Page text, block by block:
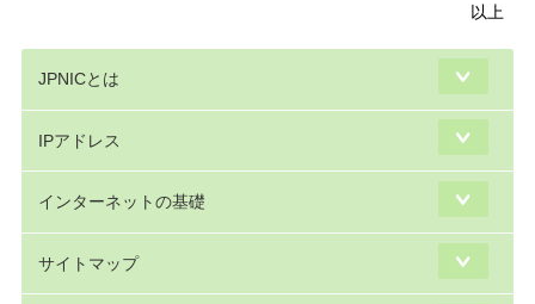
以上
JPNICとは
IPアドレス
インターネットの基礎
サイトマップ